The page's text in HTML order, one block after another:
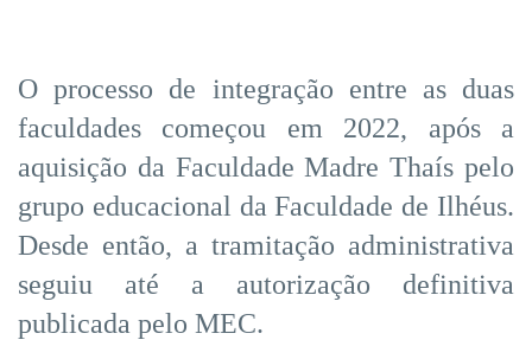
O processo de integração entre as duas
faculdades começou em 2022, após a
aquisição da Faculdade Madre Thaís pelo
grupo educacional da Faculdade de Ilhéus.
Desde então, a tramitação administrativa
seguiu até a autorização definitiva
publicada pelo MEC.